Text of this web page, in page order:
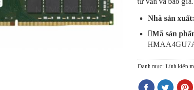
Nhà sản xuất:
Mã sản
Danh mục: Linh kiện